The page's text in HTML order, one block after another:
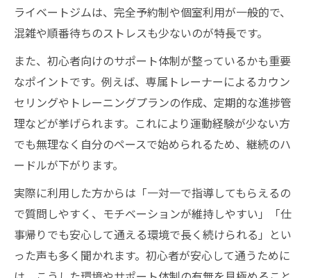
プライベートは英語でどう表現されるのか
プライベートモードや言い換え表現の活用
法
丸の内駅近くで無理なく通えるジム特集
ジムを選ぶなら丸の内駅から通いやすさ重
視
仕事帰りも安心のプライベートジム活用法
初心者向けジムのアクセスや営業時間の探
し方
ジムの立地条件が継続の鍵になる理由を解
説
丸の内駅近くで個室が充実しているジム比
ライベートジムは、完全予約制や個室利用が一般的で、
混雑や順番待ちのストレスも少ないのが特長です。
また、初心者向けのサポート体制が整っているかも重要
なポイントです。例えば、専属トレーナーによるカウン
セリングやトレーニングプランの作成、定期的な進捗管
理などが挙げられます。これにより運動経験が少ない方
でも無理なく自分のペースで始められるため、継続のハ
ードルが下がります。
実際に利用した方からは「一対一で指導してもらえるの
で質問しやすく、モチベーションが維持しやすい」「仕
事帰りでも安心して通える環境で長く続けられる」とい
った声も多く聞かれます。初心者が安心して通うために